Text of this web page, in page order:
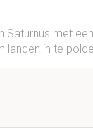
Saturnus met
landen in te